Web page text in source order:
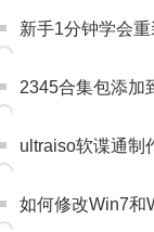
新手1分钟学会
2345合集包添加
ultraiso软谍通制
如何修改Win7和